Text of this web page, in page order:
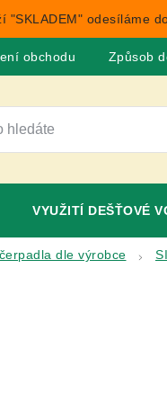
"SKLADEM" odesíláme
obchodu Způsob
VYUŽITÍ DEŠŤOVÉ
dle výrobce